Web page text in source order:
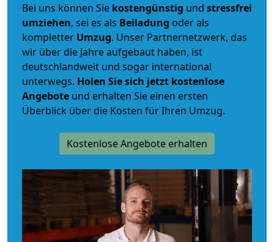
Bei uns können Sie kostengünstig und stressfrei
umziehen, sei es als Beiladung oder als
kompletter Umzug. Unser Partnernetzwerk, das
wir über die Jahre aufgebaut haben, ist
deutschlandweit und sogar international
unterwegs. Holen Sie sich jetzt kostenlose
Angebote und erhalten Sie einen ersten
Überblick über die Kosten für Ihren Umzug.
Kostenlose Angebote erhalten